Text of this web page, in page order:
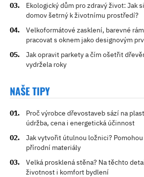
Ekologický dům pro zdravý život: Jak
domov šetrný k životnímu prostředí?
Velkoformátové zasklení, barevné
pracovat s oknem jako designovým
Jak opravit parkety a čím ošetřit
vydržela roky
NAŠE TIPY
Proč výrobce dřevostaveb sází na
údržba, cena i energetická účinnost
Jak vytvořit útulnou ložnici?
přírodní materiály
Velká prosklená stěna? Na těchto
životnost i komfort bydlení